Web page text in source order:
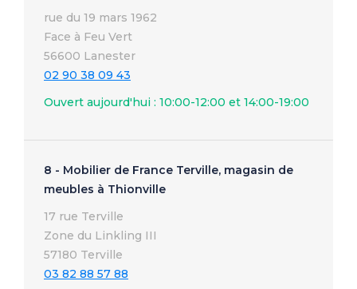
rue du 19 mars 1962
Face à Feu Vert
56600 Lanester
02 90 38 09 43
Ouvert aujourd'hui : 10:00-12:00 et 14:00-19:00
8 - Mobilier de France Terville, magasin de
meubles à Thionville
17 rue Terville
Zone du Linkling III
57180 Terville
03 82 88 57 88